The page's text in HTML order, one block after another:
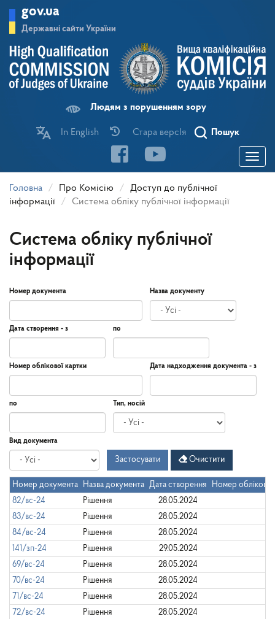
основного
матеріалу
gov.ua
Державні сайти України
Людям з порушенням зору
In English Стара версІя Пошук
Toggle
Головна Про Комісію
Доступ до публічної
інформації
Система обліку публічної інформації
Система обліку публічної
інформації
Номер документа Назва документу
Дата створення - з
Дата
Дата
створення
з
по
Номер облікової картки Дата надходження документа - з
надходження
-
по
Дата
по
Тип, носій
Вид документа
Застосувати Очистити
Номер документа Назва документа Дата створення
Номер облікової
82/вс-24
Рішення
28.05.2024
83/вс-24
Рішення
28.05.2024
84/вс-24
Рішення
28.05.2024
141/зп-24
Рішення
29.05.2024
69/вс-24
Рішення
28.05.2024
70/вс-24
Рішення
28.05.2024
71/вс-24
Рішення
28.05.2024
72/вс-24
Рішення
28.05.2024